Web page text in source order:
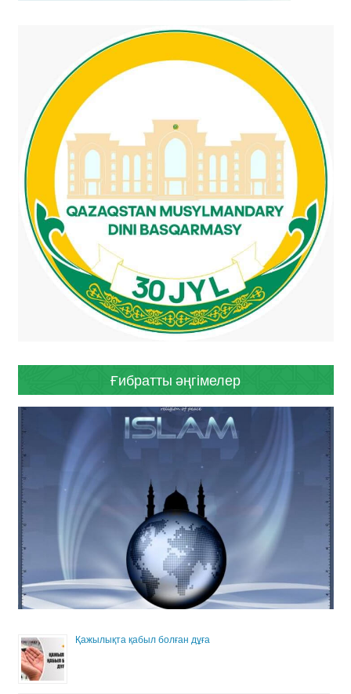
Ғибратты әңгімелер
Қажылықта қабыл болған дұға